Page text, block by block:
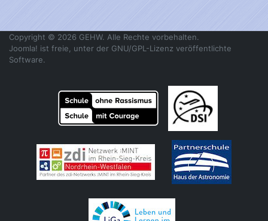
Copyright © 2026 GEHW. Alle Rechte vorbehalten.
Joomla! ist freie, unter der GNU/GPL-Lizenz veröffentlichte
Software.